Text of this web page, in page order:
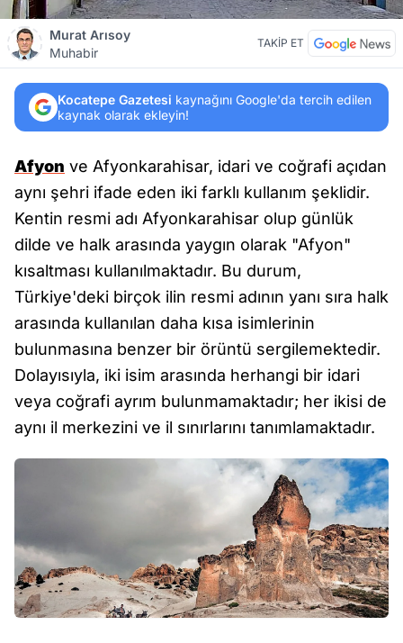
Murat Arısoy
Muhabir
TAKİP ET
Kocatepe Gazetesi kaynağını Google'da tercih edilen
kaynak olarak ekleyin!
Afyon ve Afyonkarahisar, idari ve coğrafi açıdan
aynı şehri ifade eden iki farklı kullanım şeklidir.
Kentin resmi adı Afyonkarahisar olup günlük
dilde ve halk arasında yaygın olarak "Afyon"
kısaltması kullanılmaktadır. Bu durum,
Türkiye'deki birçok ilin resmi adının yanı sıra halk
arasında kullanılan daha kısa isimlerinin
bulunmasına benzer bir örüntü sergilemektedir.
Dolayısıyla, iki isim arasında herhangi bir idari
veya coğrafi ayrım bulunmamaktadır; her ikisi de
aynı il merkezini ve il sınırlarını tanımlamaktadır.